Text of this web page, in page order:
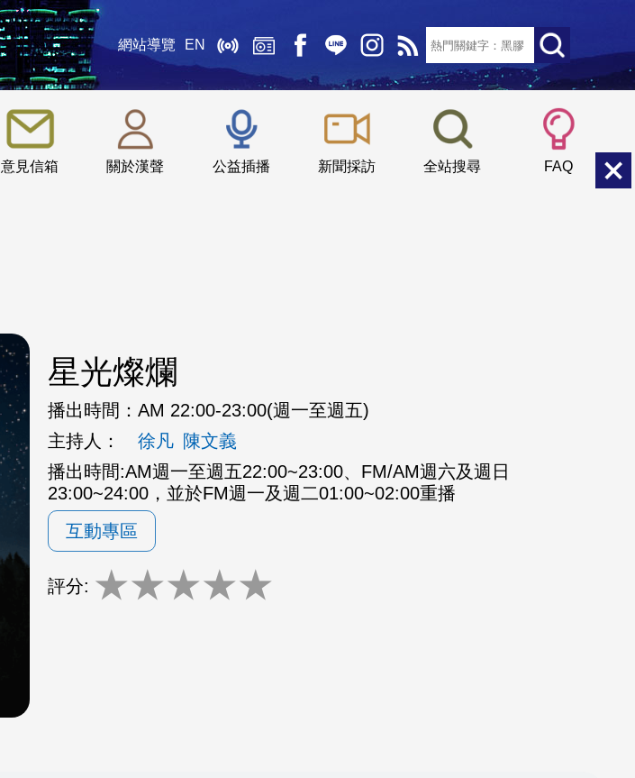
網站導覽 EN
意見信箱 關於漢聲 公益插播 新聞採訪 全站搜尋 FAQ
::: 小 中
星光燦爛
播出時間： AM 22:00-23:00(週一至週五)
主持人：
徐凡 陳文義
播出時間:AM週一至週五22:00~23:00、FM/AM週六及週日
23:00~24:00，並於FM週一及週二01:00~02:00重播
互動專區
評分: ★★★★★